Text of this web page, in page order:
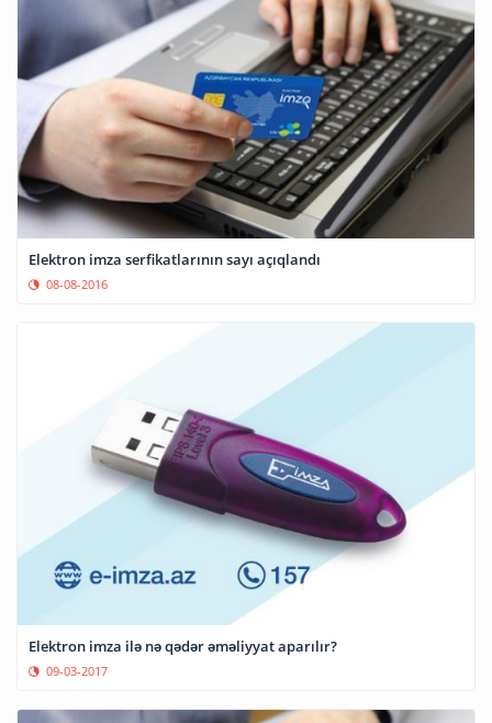
Elektron imza serfikatlarının sayı açıqlandı
08-08-2016
Elektron imza ilə nə qədər əməliyyat aparılır?
09-03-2017